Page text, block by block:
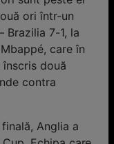
ori într-un
Brazilia 7-1, la
care în
două
contra
Anglia a